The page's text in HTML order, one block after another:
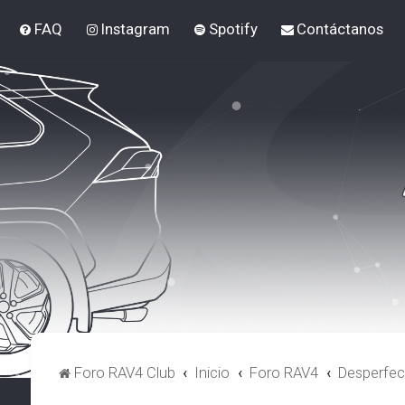
FAQ Instagram Spotify Contáctanos
Foro RAV4 Club Inicio Foro RAV4